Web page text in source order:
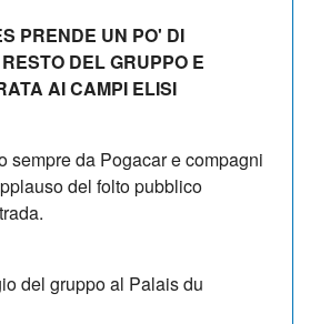
PRENDE UN PO' DI
DEL GRUPPO E
AI CAMPI ELISI
sempre da Pogacar e compagni
del folto pubblico
del gruppo al Palais du